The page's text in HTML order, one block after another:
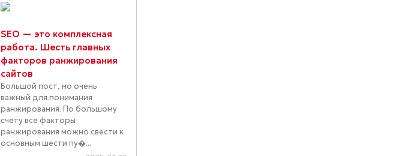
SEO — это комплексная
работа. Шесть главных
факторов ранжирования
сайтов
Большой пост, но очень
важный для понимания
ранжирования. По большому
счету все факторы
ранжирования можно свести к
основным шести пу�...